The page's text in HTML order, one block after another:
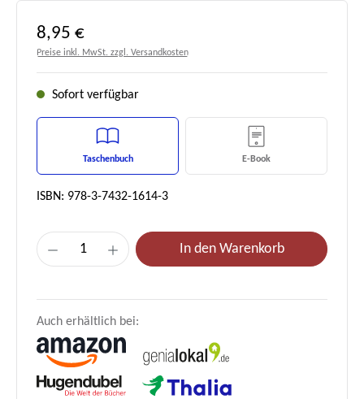
Regulärer Preis:
8,95 €
Preise inkl. MwSt. zzgl. Versandkosten
Sofort verfügbar
Taschenbuch E-Book
ISBN: 978-3-7432-1614-3
Produkt Anzahl: Gib den gewünschten
In den Warenkorb
Auch erhältlich bei: